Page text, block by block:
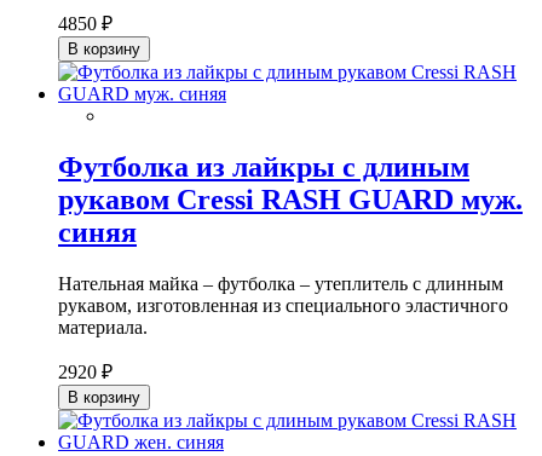
4850 ₽
В корзину
Футболка из лайкры с длиным
рукавом Cressi RASH GUARD муж.
синяя
Нательная майка – футболка – утеплитель с длинным
рукавом, изготовленная из специального эластичного
материала.
2920 ₽
В корзину